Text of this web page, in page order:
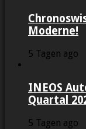
Moderne!
5 Tagen ago
INEOS
Quartal
5 Tagen ago